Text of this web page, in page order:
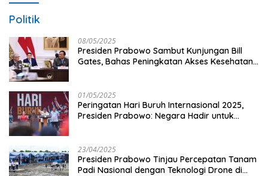
Politik
08/05/2025
Presiden Prabowo Sambut Kunjungan Bill
Gates, Bahas Peningkatan Akses Kesehatan
01/05/2025
Peringatan Hari Buruh Internasional 2025,
Presiden Prabowo: Negara Hadir untuk
23/04/2025
Presiden Prabowo Tinjau Percepatan Tanam
Padi Nasional dengan Teknologi Drone di